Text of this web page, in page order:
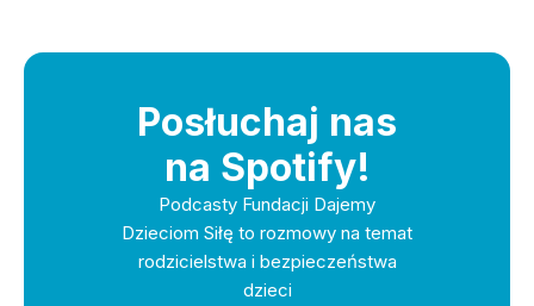
Posłuchaj nas
na Spotify!
Podcasty Fundacji Dajemy
Dzieciom Siłę to rozmowy na temat
rodzicielstwa i bezpieczeństwa
dzieci